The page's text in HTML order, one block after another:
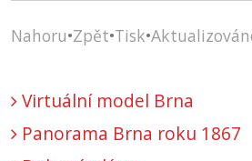
Nahoru•Zpět•Tisk•
Virtuální model Brna
Panorama Brna roku 1867